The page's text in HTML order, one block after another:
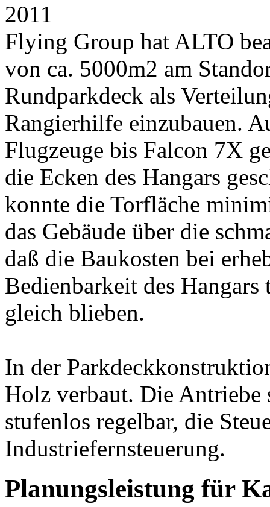
2011
Flying Group hat ALTO
von ca. 5000m2 am
Rundparkdeck als
Rangierhilfe einzubauen.
Flugzeuge bis Falcon 7X
die Ecken des Hangars
konnte die Torfläche
das Gebäude über die
daß die Baukosten bei
Bedienbarkeit des
gleich blieben.
In der
Holz verbaut. Die
stufenlos regelbar, die
Industriefernsteuerung.
Planungsleistung für